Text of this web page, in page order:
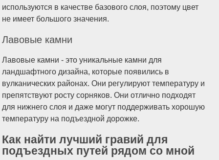
используются в качестве базового слоя, поэтому цвет
не имеет большого значения.
Лавовые камни
Лавовые камни - это уникальные камни для
ландшафтного дизайна, которые появились в
вулканических районах. Они регулируют температуру и
препятствуют росту сорняков. Они отлично подходят
для нижнего слоя и даже могут поддерживать хорошую
температуру на подъездной дорожке.
Как найти лучший гравий для
подъездных путей рядом со мной